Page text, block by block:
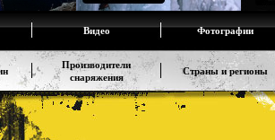
Видео Фотографии
Производители
снаряжения
Страны и регионы